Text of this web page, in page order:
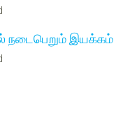
நடைபெறும் இயக்கம்